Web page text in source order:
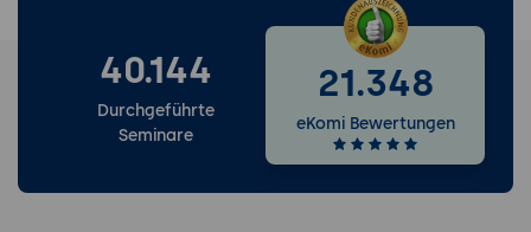
40.144
Durchgeführte
Seminare
21.348
eKomi Bewertungen